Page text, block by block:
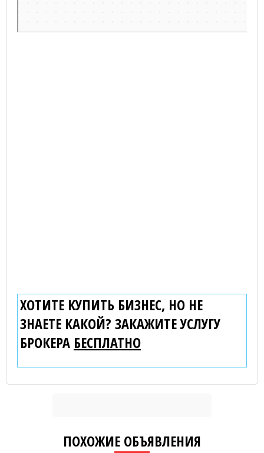
ХОТИТЕ КУПИТЬ БИЗНЕС, НО НЕ
ЗНАЕТЕ КАКОЙ? ЗАКАЖИТЕ УСЛУГУ
БРОКЕРА БЕСПЛАТНО
ПОХОЖИЕ ОБЪЯВЛЕНИЯ